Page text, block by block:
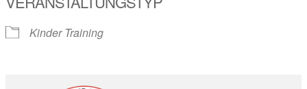
Kinder Training